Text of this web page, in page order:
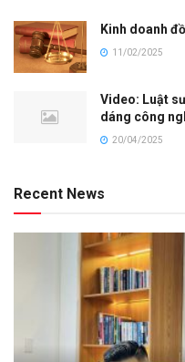
Kinh doanh
11/02/2025
Video: Luật
dáng công
20/04/2025
Recent News